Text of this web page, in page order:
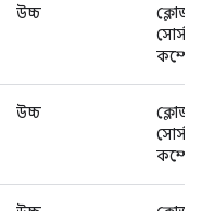
উচ্চ
ক্লোজড
সোর্স
উচ্চ
ক্লোজড
সোর্স